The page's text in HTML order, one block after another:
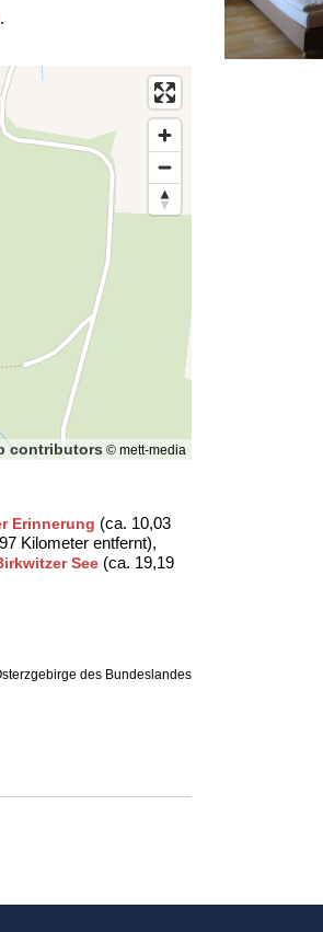
.
contributors © mett-media
Erinnerung (ca. 10,03
Kilometer entfernt),
See (ca. 19,19
des Bundeslandes